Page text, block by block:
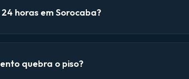
horas em Sorocaba?
quebra o piso?